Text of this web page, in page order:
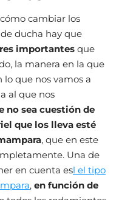
cambiar los
ducha hay que
importantes que
la manera en la que
que nos vamos a
al que nos
no sea cuestión de
que los lleva esté
, que en este
Una de
en cuenta esl el tipo
, en función de